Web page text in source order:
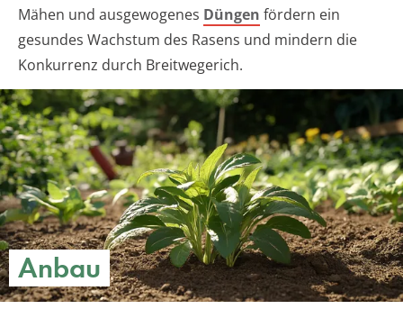
Mähen und ausgewogenes Düngen fördern ein
gesundes Wachstum des Rasens und mindern die
Konkurrenz durch Breitwegerich.
Anbau